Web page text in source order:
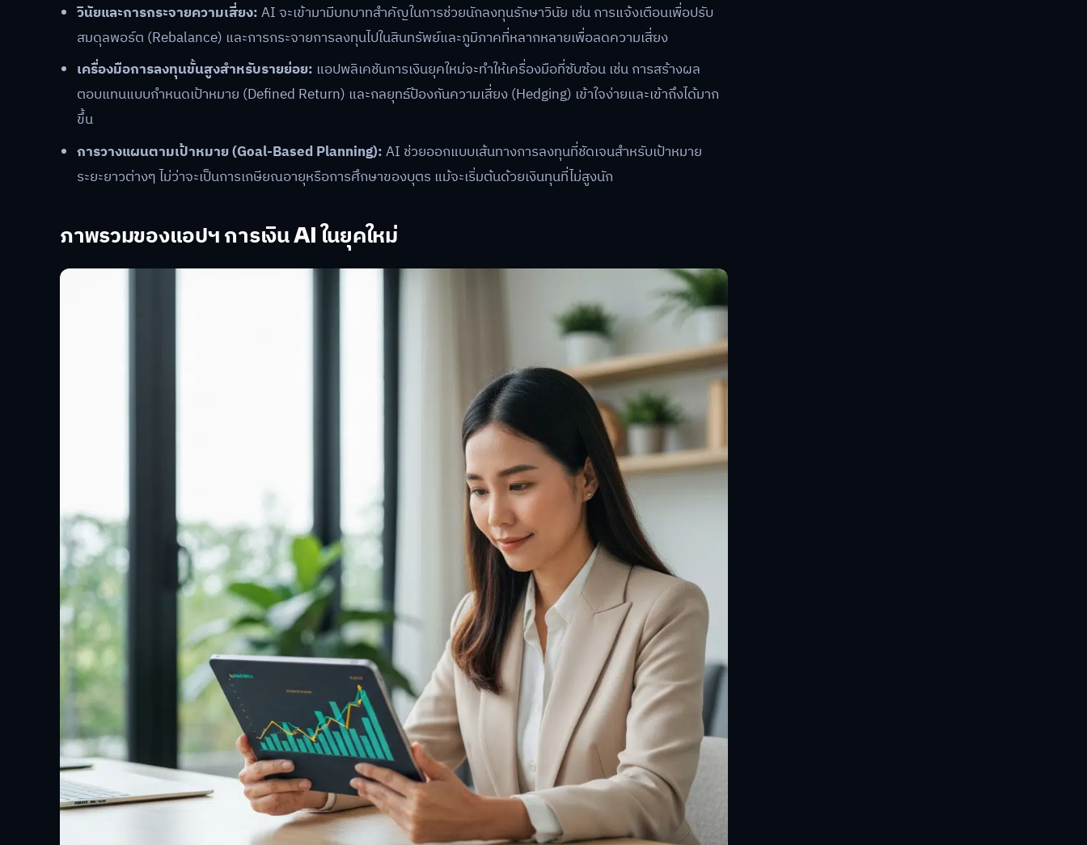
วินัยและการกระจายความเสี่ยง:AI จะเข้ามามีบทบาทสำคัญในการช่วยนักลงทุนรักษาวินัย เช่น การแจ้งเตือนเพื่อปรับ
สมดุลพอร์ต (Rebalance) และการกระจายการลงทุนไปในสินทรัพย์และภูมิภาคที่หลากหลายเพื่อลดความเสี่ยง
เครื่องมือการลงทุนขั้นสูงสำหรับรายย่อย: แอปพลิเคชันการเงินยุคใหม่จะทำให้เครื่องมือที่ซับซ้อน เช่น การสร้างผล
ตอบแทนแบบกำหนดเป้าหมาย (Defined Return) และกลยุทธ์ป้องกันความเสี่ยง (Hedging) เข้าใจง่ายและเข้าถึงได้มาก
ขึ้น
การวางแผนตามเป้าหมาย (Goal-Based Planning):AI ช่วยออกแบบเส้นทางการลงทุนที่ชัดเจนสำหรับเป้าหมาย
ระยะยาวต่างๆ ไม่ว่าจะเป็นการเกษียณอายุหรือการศึกษาของบุตร แม้จะเริ่มต้นด้วยเงินทุนที่ไม่สูงนัก
ภาพรวมของแอปฯ การเงิน AI ในยุคใหม่